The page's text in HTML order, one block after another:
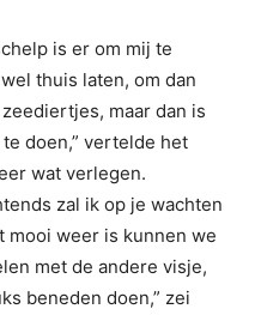
is er om mij te
thuis laten, om dan
maar dan is
doen,” vertelde het
wat verlegen.
zal ik op je wachten
mooi weer is kunnen we
met de andere visje,
beneden doen,” zei